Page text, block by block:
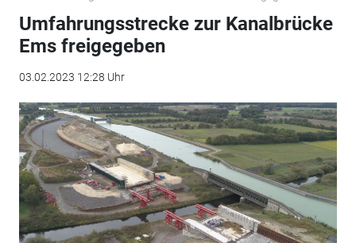
Umfahrungsstrecke zur Kanalbrücke
Ems freigegeben
03.02.2023 12:28 Uhr